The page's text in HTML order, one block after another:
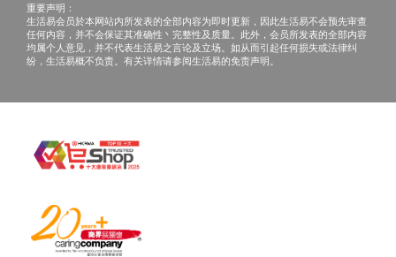
浊度
比重
冠心病率检查
三酸甘油脂
高密度胆固醇
低密度胆固醇
客人需自行承担邮寄报告之风险。
所有身体检查并非作为医务诊断或治疗用途，如需
撰写医生转介信，将作额外收费$200。
况徵收额外费用的权利。
DEXA骨质密度检查适合40岁以上人士(特别需要
除外)
心 保留最后决定权。
重要声明：
生活易会员於本网站内所发表的全部内容为即时更新，因此生活易不会预先审查
任何内容，并不会保证其准确性丶完整性及质量。此外，会员所发表的全部内容
均属个人意见，并不代表生活易之言论及立场。如从而引起任何损失或法律纠
纷，生活易概不负责。有关详情请参阅生活易的免责声明。